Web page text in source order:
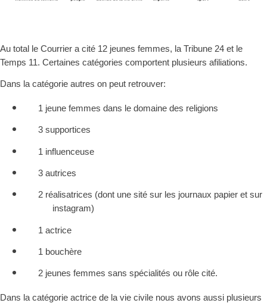
Au total le Courrier a cité 12 jeunes femmes, la Tribune 24 et le
Temps 11. Certaines catégories comportent plusieurs afiliations.
Dans la catégorie autres on peut retrouver:
1 jeune femmes dans le domaine des religions
3 supportices
1 influenceuse
3 autrices
2 réalisatrices (dont une sité sur les journaux papier et sur
instagram)
1 actrice
1 bouchère
2 jeunes femmes sans spécialités ou rôle cité.
Dans la catégorie actrice de la vie civile nous avons aussi plusieurs